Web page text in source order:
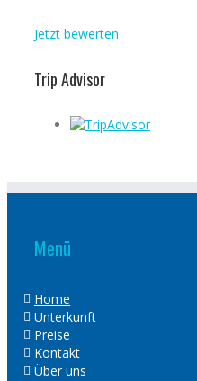
Jetzt bewerten
Trip Advisor
Menü
Home
Unterkunft
Preise
Kontakt
Über uns